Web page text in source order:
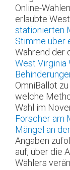
Online-
erlaubte
stationierten
Stimme über
Während der
West Virginia
OmniBallot
welche
Wahl im
Forscher am
Mängel an
Angaben
auf, über die
Wählers